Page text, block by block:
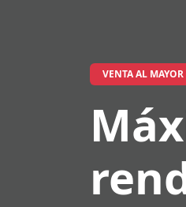
VENTA AL MAYOR